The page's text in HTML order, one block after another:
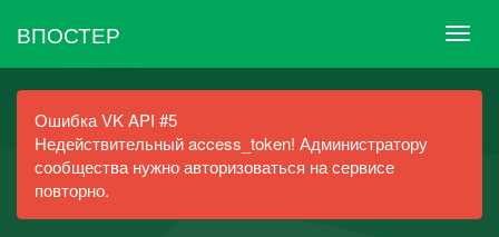
ВПОСТЕР
Ошибка VK API #5
Недействительный access_token! Администратору
сообщества нужно авторизоваться на сервисе
повторно.